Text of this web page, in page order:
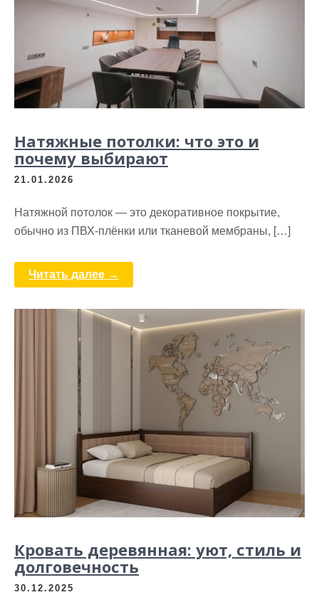
Натяжные потолки: что это и
почему выбирают
21.01.2026
Натяжной потолок — это декоративное покрытие,
обычно из ПВХ‑плёнки или тканевой мембраны, […]
Читать далее →
Кровать деревянная: уют, стиль и
долговечность
30.12.2025